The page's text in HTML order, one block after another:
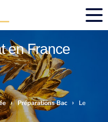
en France
› Préparations Bac ›
Le